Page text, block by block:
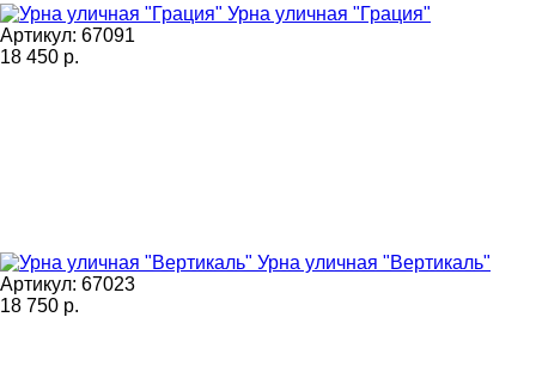
Урна уличная "Грация"
Артикул: 67091
18 450 р.
Урна уличная "Вертикаль"
Артикул: 67023
18 750 р.